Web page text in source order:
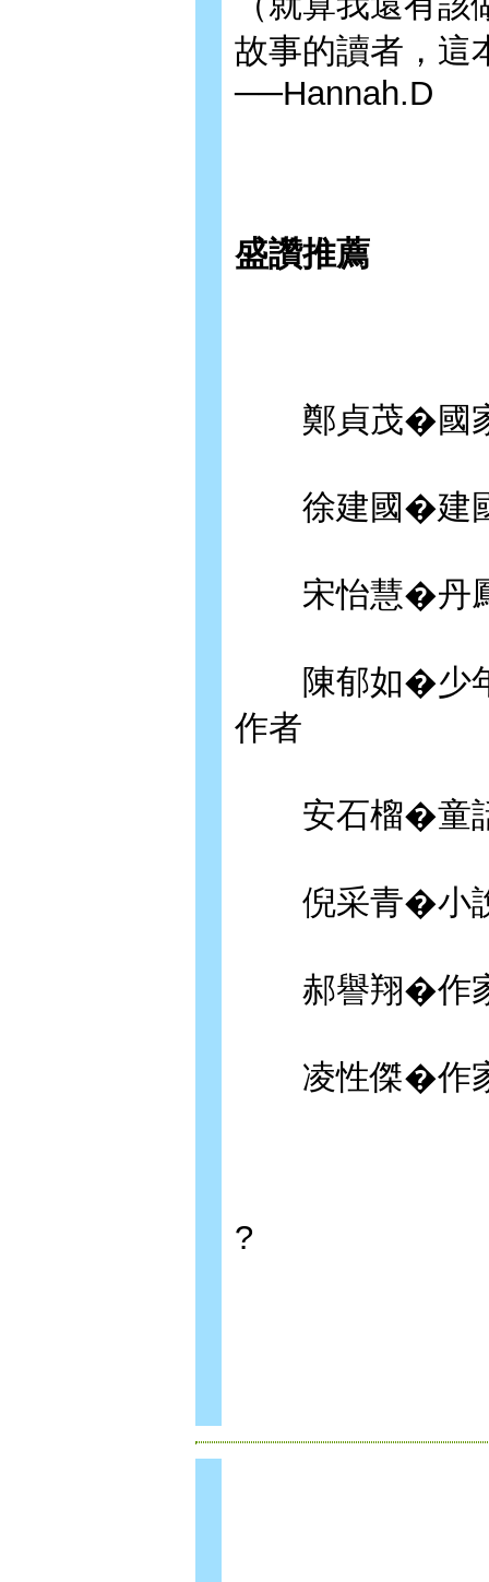
故事的讀者，這
──Hannah.D
盛讚推薦
鄭貞茂�國家
徐建國�建國
宋怡慧�丹鳳
陳郁如�少年
作者
安石榴�童
倪采青�小
郝譽翔�作
凌性傑�作
?